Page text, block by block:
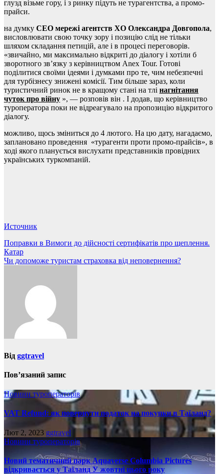
глузд візьме гору, і з ринку підуть не турагентства, а промо-
прайси.
на думку СЕО мережі агентств XO Олександра Довгопола,
висловлювати свою точку зору і позицію слід не тільки
шляхом складання петицій, але і в процесі переговорів.
«звичайно, ми максимально відкриті до діалогу і хотіли б
зворотного зв’язку з керівництвом Anex Tour. Готові
поділитися своїми ідеями і думками про те, чим небезпечні
для турбізнесу знижені комісії. Тим більше зараз, коли
туристичний ринок не в кращому стані на тлі нагнітання
чуток про війну », — розповів він . І додав, що керівництво
туроператора поки не відреагувало на пропозицію відкритого
діалогу.
можливо, щось зміниться до 4 лютого. На цю дату, нагадаємо,
заплановано проведення «турагенти проти промо-прайсів», в
ході якого планується вислухати представників провідних
українських туркомпаній.
Источник
Навігація
записів
Поправки в Вимоги до дійсності сертифікатів про щеплення.
Катар
Чи допоможе туристам страховка від неповернення?
Від ggtravel
Пов’язаний запис
Новини туроператорів
VAT Refund: як повернути податок на покупки в Таїланд?
Лют 2, 2023 ggtravel
Новини туроператорів
Новий тематичний парк Aquaverse Columbia Pictures
відкривається у Таїланд У жовтні цього року